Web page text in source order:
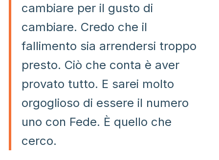
cambiare per il gusto di
cambiare. Credo che il
fallimento sia arrendersi troppo
presto. Ciò che conta è aver
provato tutto. E sarei molto
orgoglioso di essere il numero
uno con Fede. È quello che
cerco.